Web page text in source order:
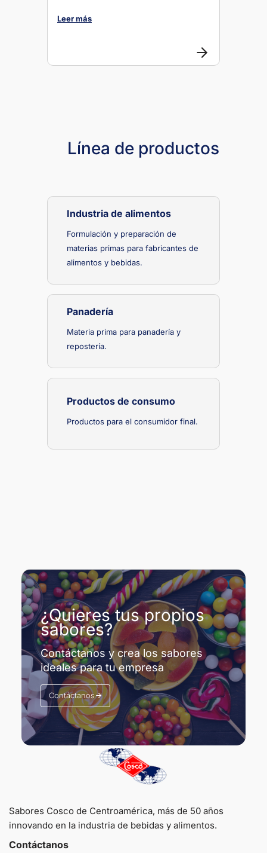
Leer más
Línea de productos
Industria de alimentos
Formulación y preparación de
materias primas para fabricantes de
alimentos y bebidas.
Panadería
Materia prima para panadería y
repostería.
Productos de consumo
Productos para el consumidor final.
¿Quieres tus propios
sabores?
Contáctanos y crea los sabores
ideales para tu empresa
Contáctanos
Sabores Cosco de Centroamérica, más de 50 años
innovando en la industria de bebidas y alimentos.
Contáctanos